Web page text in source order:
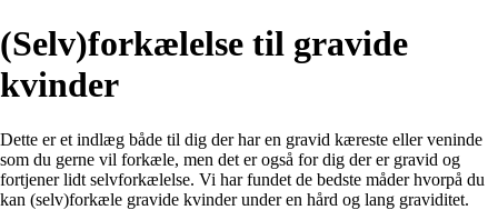
(Selv)forkælelse til gravide
kvinder
Dette er et indlæg både til dig der har en gravid kæreste eller veninde
som du gerne vil forkæle, men det er også for dig der er gravid og
fortjener lidt selvforkælelse. Vi har fundet de bedste måder hvorpå du
kan (selv)forkæle gravide kvinder under en hård og lang graviditet.